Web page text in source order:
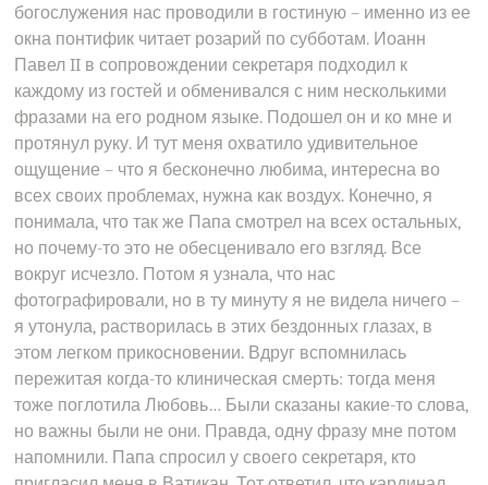
богослужения нас проводили в гостиную – именно из ее
окна понтифик читает розарий по субботам. Иоанн
Павел II в сопровождении секретаря подходил к
каждому из гостей и обменивался с ним несколькими
фразами на его родном языке. Подошел он и ко мне и
протянул руку. И тут меня охватило удивительное
ощущение – что я бесконечно любима, интересна во
всех своих проблемах, нужна как воздух. Конечно, я
понимала, что так же Папа смотрел на всех остальных,
но почему-то это не обесценивало его взгляд. Все
вокруг исчезло. Потом я узнала, что нас
фотографировали, но в ту минуту я не видела ничего –
я утонула, растворилась в этих бездонных глазах, в
этом легком прикосновении. Вдруг вспомнилась
пережитая когда-то клиническая смерть: тогда меня
тоже поглотила Любовь… Были сказаны какие-то слова,
но важны были не они. Правда, одну фразу мне потом
напомнили. Папа спросил у своего секретаря, кто